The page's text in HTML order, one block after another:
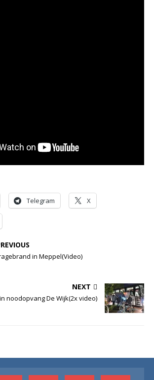
Telegram X
in Meppel(Video)
NEXT
noodopvang De Wijk(2x video)